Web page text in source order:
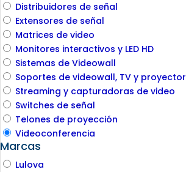
Distribuidores de señal
Extensores de señal
Matrices de video
Monitores interactivos y LED HD
Sistemas de Videowall
Soportes de videowall, TV y proyector
Streaming y capturadoras de video
Switches de señal
Telones de proyección
Videoconferencia
Marcas
Lulova